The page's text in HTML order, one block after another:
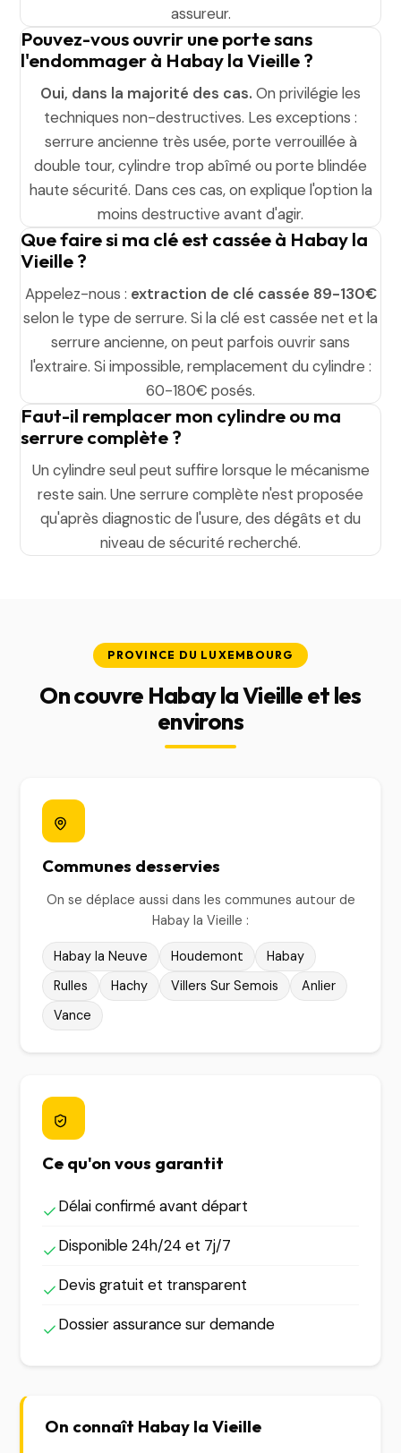
assureur.
Pouvez-vous ouvrir une porte sans
l'endommager à Habay la Vieille ?
Oui, dans la majorité des cas. On privilégie les
techniques non-destructives. Les exceptions :
serrure ancienne très usée, porte verrouillée à
double tour, cylindre trop abîmé ou porte blindée
haute sécurité. Dans ces cas, on explique l'option la
moins destructive avant d'agir.
Que faire si ma clé est cassée à Habay la
Vieille ?
Appelez-nous : extraction de clé cassée 89-130€
selon le type de serrure. Si la clé est cassée net et la
serrure ancienne, on peut parfois ouvrir sans
l'extraire. Si impossible, remplacement du cylindre :
60-180€ posés.
Faut-il remplacer mon cylindre ou ma
serrure complète ?
Un cylindre seul peut suffire lorsque le mécanisme
reste sain. Une serrure complète n'est proposée
qu'après diagnostic de l'usure, des dégâts et du
niveau de sécurité recherché.
PROVINCE DU LUXEMBOURG
On couvre Habay la Vieille et les
environs
Communes desservies
On se déplace aussi dans les communes autour de
Habay la Vieille :
Habay la Neuve Houdemont
Habay
Rulles
Hachy Villers Sur Semois
Anlier
Vance
Ce qu'on vous garantit
Délai confirmé avant départ
Disponible 24h/24 et 7j/7
Devis gratuit et transparent
Dossier assurance sur demande
On connaît Habay la Vieille